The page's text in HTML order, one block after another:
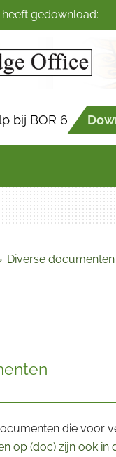
heeft gedownload:
bij BOR 6
Diverse documenten
die voor
op (doc) zijn ook